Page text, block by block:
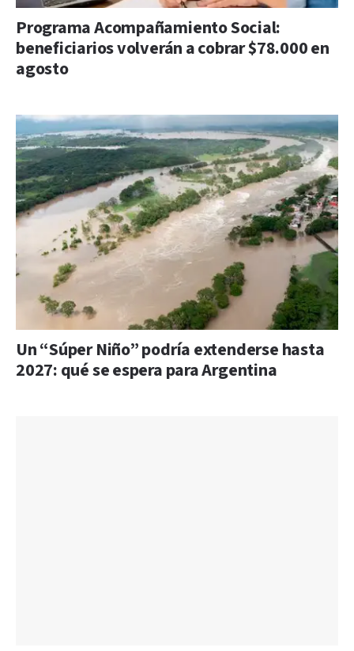
Programa Acompañamiento Social:
beneficiarios volverán a cobrar $78.000 en
agosto
Un “Súper Niño” podría extenderse hasta
2027: qué se espera para Argentina